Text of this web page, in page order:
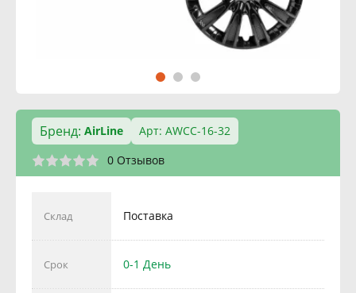
Бренд: AirLine
Арт: AWCC-16-32
0 Отзывов
Склад Поставка
Срок 0-1 День